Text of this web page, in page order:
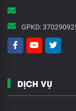
GPKD:
DỊCH VỤ